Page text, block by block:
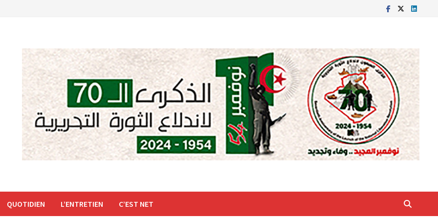
QUOTIDIEN L’ENTRETIEN C’EST NET